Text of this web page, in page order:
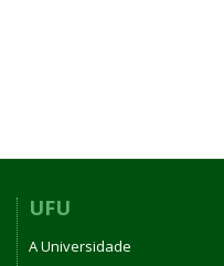
UFU
A Universidade